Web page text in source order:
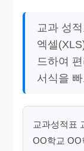
교과 성
엑셀
드하여
서식을
교과성적표
OO학교 OO